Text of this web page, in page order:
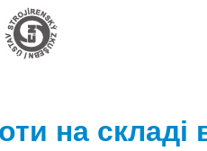
на складі